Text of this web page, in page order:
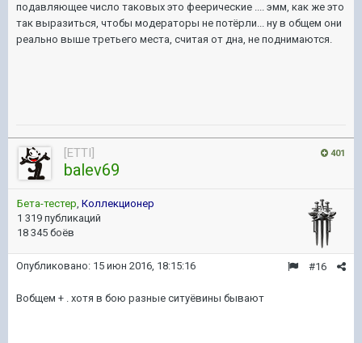
подавляющее число таковых это феерические .... эмм, как же это
так выразиться, чтобы модераторы не потёрли... ну в общем они
реально выше третьего места, считая от дна, не поднимаются.
401
[ETTI]
balev69
Бета-тестер, Коллекционер
1 319 публикаций
18 345 боёв
#16
Опубликовано: 15 июн 2016, 18:15:16
Вобщем + . хотя в бою разные ситуёвины бывают